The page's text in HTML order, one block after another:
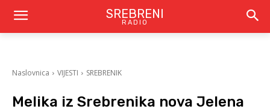
SREBRENI
RADIO
Naslovnica VIJESTI SREBRENIK
Melika iz Srebrenika nova Jelena